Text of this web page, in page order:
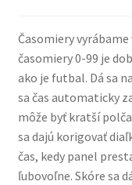
GDPR – ochrana
Futbal
Futbal – stacionárne
Časomiery
časomiery 0-99 je
ako je futbal. Dá sa
sa čas automaticky
môže byť kratší
sa dajú korigovať
čas, kedy panel
ľubovoľne. Skóre sa